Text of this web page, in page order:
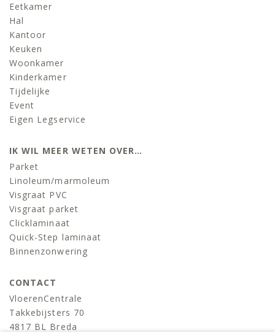
Eetkamer
Hal
Kantoor
Keuken
Woonkamer
Kinderkamer
Tijdelijke
Event
Eigen Legservice
IK WIL MEER WETEN OVER…
Parket
Linoleum/marmoleum
Visgraat PVC
Visgraat parket
Clicklaminaat
Quick-Step laminaat
Binnenzonwering
CONTACT
VloerenCentrale
Takkebijsters 70
4817 BL Breda